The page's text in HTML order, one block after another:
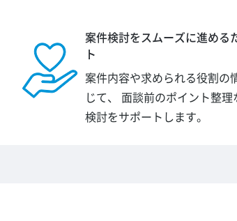
案件検討をスムーズに進める
ト
案件内容や求められる役割の
じて、 面談前のポイント整理
検討をサポートします。